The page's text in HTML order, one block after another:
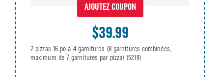
AJOUTEZ COUPON
$39.99
2 pizzas 16 po à 4 garnitures (8 garnitures combinées,
maximum de 7 garnitures par pizza) (5219)